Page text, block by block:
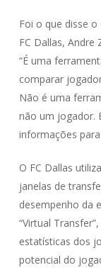
Foi o que disse
FC Dallas, Andre
“É uma
comparar
Não é uma
não um jogador.
informações
O FC Dallas
janelas de
desempenho da
“Virtual
estatísticas dos
potencial do